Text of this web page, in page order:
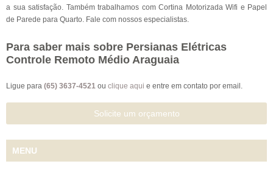
a sua satisfação. Também trabalhamos com Cortina Motorizada Wifi e Papel
de Parede para Quarto. Fale com nossos especialistas.
Para saber mais sobre Persianas Elétricas
Controle Remoto Médio Araguaia
Ligue para (65) 3637-4521 ou clique aqui e entre em contato por email.
Solicite um orçamento
MENU